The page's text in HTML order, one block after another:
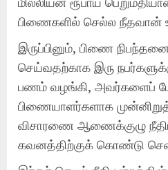
பிணைகளில் செல்ல நீதவான்
இருப்பினும், பிணை
செய்வதற்காக இரு
பணம் வழங்கி, அவர்களைப்
பிணையாளர்களாக
விசாரணை ஆணைக்குழு
கவனத்திற்குக் கொண்டு